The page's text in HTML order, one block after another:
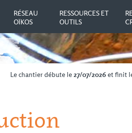
RÉSEAU
OÏKOS
RESSOURCES ET
OUTILS
Le chantier débute le27/07/2026 et finit